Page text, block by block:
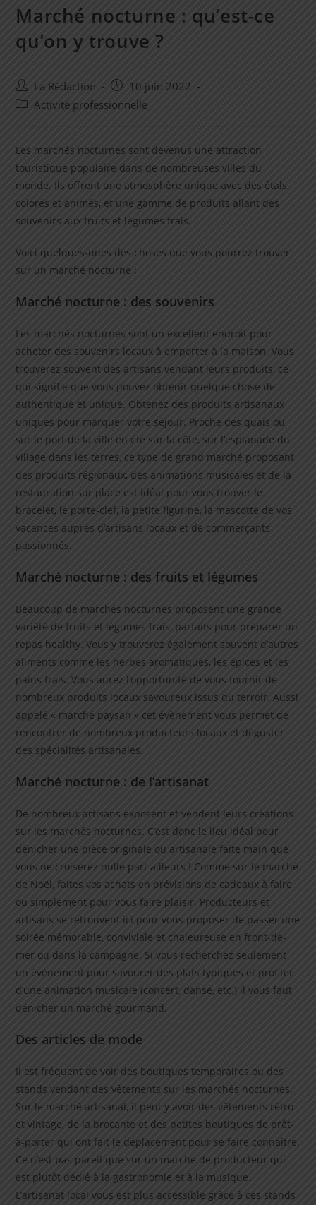
Marché nocturne : qu’est-ce
qu’on y trouve ?
Auteur/autrice
de
La Rédaction
Post
published:
10 juin 2022
PostActivité professionnelle
Les marchés nocturnes sont devenus une attraction
touristique populaire dans de nombreuses villes du
monde. Ils offrent une atmosphère unique avec des étals
colorés et animés, et une gamme de produits allant des
souvenirs aux fruits et légumes frais.
Voici quelques-unes des choses que vous pourrez trouver
sur un marché nocturne :
Marché nocturne : des souvenirs
Les marchés nocturnes sont un excellent endroit pour
acheter des souvenirs locaux à emporter à la maison. Vous
trouverez souvent des artisans vendant leurs produits, ce
qui signifie que vous pouvez obtenir quelque chose de
authentique et unique. Obtenez des produits artisanaux
uniques pour marquer votre séjour. Proche des quais ou
sur le port de la ville en été sur la côte, sur l’esplanade du
village dans les terres, ce type de grand marché proposant
des produits régionaux, des animations musicales et de la
restauration sur place est idéal pour vous trouver le
bracelet, le porte-clef, la petite figurine, la mascotte de vos
vacances auprès d’artisans locaux et de commerçants
passionnés.
Marché nocturne : des fruits et légumes
Beaucoup de marchés nocturnes proposent une grande
variété de fruits et légumes frais, parfaits pour préparer un
repas healthy. Vous y trouverez également souvent d’autres
aliments comme les herbes aromatiques, les épices et les
pains frais. Vous aurez l’opportunité de vous fournir de
nombreux produits locaux savoureux issus du terroir. Aussi
appelé « marché paysan » cet évènement vous permet de
rencontrer de nombreux producteurs locaux et déguster
des spécialités artisanales.
Marché nocturne : de l’artisanat
De nombreux artisans exposent et vendent leurs créations
sur les marchés nocturnes. C’est donc le lieu idéal pour
dénicher une pièce originale ou artisanale faite main que
vous ne croiserez nulle part ailleurs ! Comme sur le marché
de Noël, faites vos achats en prévisions de cadeaux à faire
ou simplement pour vous faire plaisir. Producteurs et
artisans se retrouvent ici pour vous proposer de passer une
soirée mémorable, conviviale et chaleureuse en front-de-
mer ou dans la campagne. Si vous recherchez seulement
un évènement pour savourer des plats typiques et profiter
d’une animation musicale (concert, danse, etc.) il vous faut
dénicher un marché gourmand.
Des articles de mode
Il est fréquent de voir des boutiques temporaires ou des
stands vendant des vêtements sur les marchés nocturnes.
Sur le marché artisanal, il peut y avoir des vêtements rétro
et vintage, de la brocante et des petites boutiques de prêt-
à-porter qui ont fait le déplacement pour se faire connaître.
Ce n’est pas pareil que sur un marché de producteur qui
est plutôt dédié à la gastronomie et à la musique.
L’artisanat local vous est plus accessible grâce à ces stands